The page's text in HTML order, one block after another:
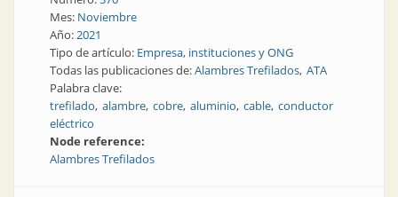
Mes: Noviembre
Año:2021
Tipo de artículo: Empresa, instituciones y ONG
Todas las publicaciones de:Alambres Trefilados ATA
Palabra clave:
trefilado alambre cobre aluminio cable conductor
eléctrico
Node reference:
Alambres Trefilados